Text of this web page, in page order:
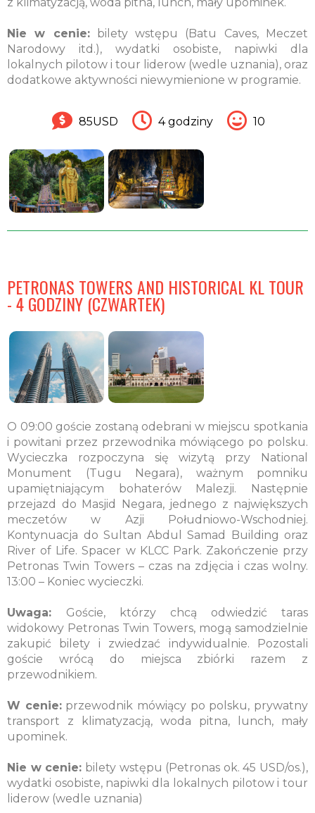
Nie w cenie:bilety wstępu (Batu Caves, Meczet
Narodowy itd.), wydatki osobiste, napiwki dla
lokalnych pilotow i tour liderow (wedle uznania), oraz
dodatkowe aktywności niewymienione w programie.
85USD 4 godziny 10
PETRONAS TOWERS AND HISTORICAL KL TOUR
- 4 GODZINY (CZWARTEK)
O 09:00 goście zostaną odebrani w miejscu spotkania
i powitani przez przewodnika mówiącego po polsku.
Wycieczka rozpoczyna się wizytą przy National
Monument (Tugu Negara), ważnym pomniku
upamiętniającym bohaterów Malezji. Następnie
przejazd do Masjid Negara, jednego z największych
meczetów w Azji Południowo-Wschodniej.
Kontynuacja do Sultan Abdul Samad Building oraz
River of Life. Spacer w KLCC Park. Zakończenie przy
Petronas Twin Towers – czas na zdjęcia i czas wolny.
13:00 – Koniec wycieczki.
Uwaga: Goście, którzy chcą odwiedzić taras
widokowy Petronas Twin Towers, mogą samodzielnie
zakupić bilety i zwiedzać indywidualnie. Pozostali
goście wrócą do miejsca zbiórki razem z
przewodnikiem.
W cenie:przewodnik mówiący po polsku, prywatny
transport z klimatyzacją, woda pitna, lunch, mały
upominek.
Nie w cenie: bilety wstępu (Petronas ok. 45 USD/os.),
wydatki osobiste, napiwki dla lokalnych pilotow i tour
liderow (wedle uznania)